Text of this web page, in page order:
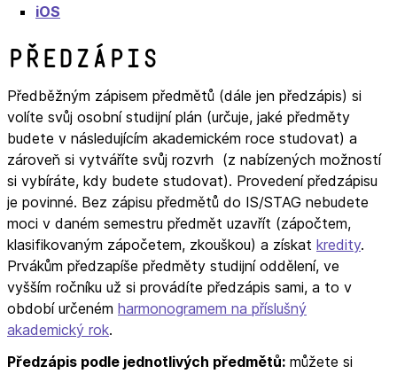
iOS
Předzápis
Předběžným zápisem předmětů (dále jen předzápis) si
volíte svůj osobní studijní plán (určuje, jaké předměty
budete v následujícím akademickém roce studovat) a
zároveň si vytváříte svůj rozvrh (z nabízených možností
si vybíráte, kdy budete studovat). Provedení předzápisu
je povinné. Bez zápisu předmětů do IS/STAG nebudete
moci v daném semestru předmět uzavřít (zápočtem,
klasifikovaným zápočetem, zkouškou) a získat kredity.
Prvákům předzapíše předměty studijní oddělení, ve
vyšším ročníku už si provádíte předzápis sami, a to v
období určeném harmonogramem na příslušný
akademický rok.
Předzápis podle jednotlivých předmětů: můžete si